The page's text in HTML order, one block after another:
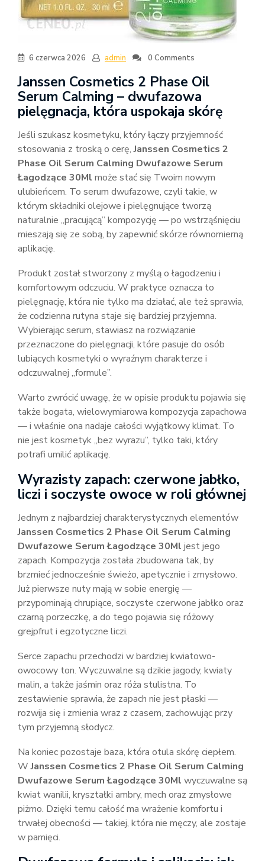
6 czerwca 2026 admin 0 Comments
Janssen Cosmetics 2 Phase Oil
Serum Calming – dwufazowa
pielęgnacja, która uspokaja skórę
Jeśli szukasz kosmetyku, który łączy przyjemność
stosowania z troską o cerę,Janssen Cosmetics 2
Phase Oil Serum Calming Dwufazowe Serum
Łagodzące 30Ml może stać się Twoim nowym
ulubieńcem. To serum dwufazowe, czyli takie, w
którym składniki olejowe i pielęgnujące tworzą
naturalnie „pracującą” kompozycję — po wstrząśnięciu
mieszają się ze sobą, by zapewnić skórze równomierną
aplikację.
Produkt został stworzony z myślą o łagodzeniu i
komfortowym odczuciu. W praktyce oznacza to
pielęgnację, która nie tylko ma działać, ale też sprawia,
że codzienna rutyna staje się bardziej przyjemna.
Wybierając serum, stawiasz na rozwiązanie
przeznaczone do pielęgnacji, które pasuje do osób
lubiących kosmetyki o wyraźnym charakterze i
odczuwalnej „formule”.
Warto zwrócić uwagę, że w opisie produktu pojawia się
także bogata, wielowymiarowa kompozycja zapachowa
— i właśnie ona nadaje całości wyjątkowy klimat. To
nie jest kosmetyk „bez wyrazu”, tylko taki, który
potrafi umilić aplikację.
Wyrazisty zapach: czerwone jabłko,
liczi i soczyste owoce w roli głównej
Jednym z najbardziej charakterystycznych elementów
Janssen Cosmetics 2 Phase Oil Serum Calming
Dwufazowe Serum Łagodzące 30Ml jest jego
zapach. Kompozycja została zbudowana tak, by
brzmieć jednocześnie świeżo, apetycznie i zmysłowo.
Już pierwsze nuty mają w sobie energię —
przypominają chrupiące, soczyste czerwone jabłko oraz
czarną porzeczkę, a do tego pojawia się różowy
grejpfrut i egzotyczne liczi.
Serce zapachu przechodzi w bardziej kwiatowo-
owocowy ton. Wyczuwalne są dzikie jagody, kwiaty
malin, a także jaśmin oraz róża stulistna. To
zestawienie sprawia, że zapach nie jest płaski —
rozwija się i zmienia wraz z czasem, zachowując przy
tym przyjemną słodycz.
Na koniec pozostaje baza, która otula skórę ciepłem.
WJanssen Cosmetics 2 Phase Oil Serum Calming
Dwufazowe Serum Łagodzące 30Ml wyczuwalne są
kwiat wanilii, kryształki ambry, mech oraz zmysłowe
piżmo. Dzięki temu całość ma wrażenie komfortu i
trwałej obecności — takiej, która nie męczy, ale zostaje
w pamięci.